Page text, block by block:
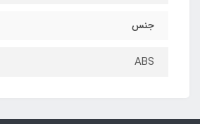
جنس
ABS